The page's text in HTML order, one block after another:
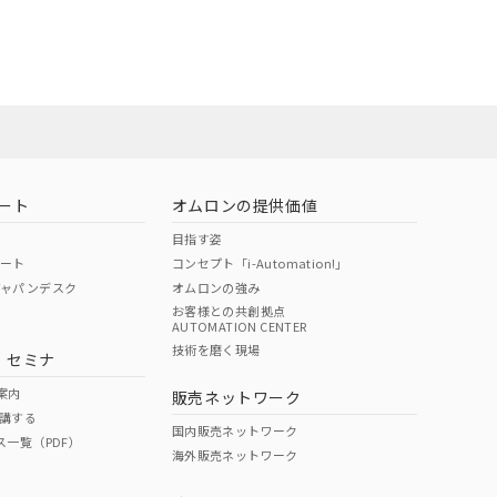
O O
ページへ
ください
ト
ト
パンデスク
セミナ
内
する
覧（PDF）
オムロンの提供価値
目指す姿
コンセプト「i-Automation!」
オムロンの強み
お客様との共創拠点
AUTOMATION CENTER
技術を磨く現場
販売ネットワーク
国内販売ネットワーク
海外販売ネットワーク